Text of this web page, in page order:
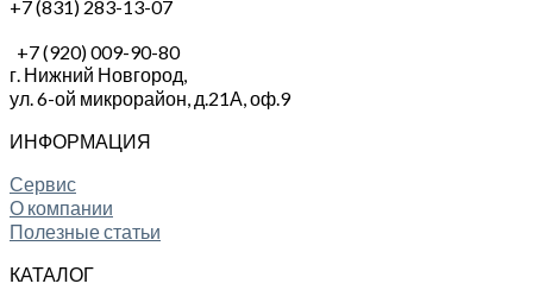
+7 (831) 283-13-07
+7 (920) 009-90-80
г. Нижний Новгород,
ул. 6-ой микрорайон, д.21А, оф.9
ИНФОРМАЦИЯ
Сервис
О компании
Полезные статьи
КАТАЛОГ